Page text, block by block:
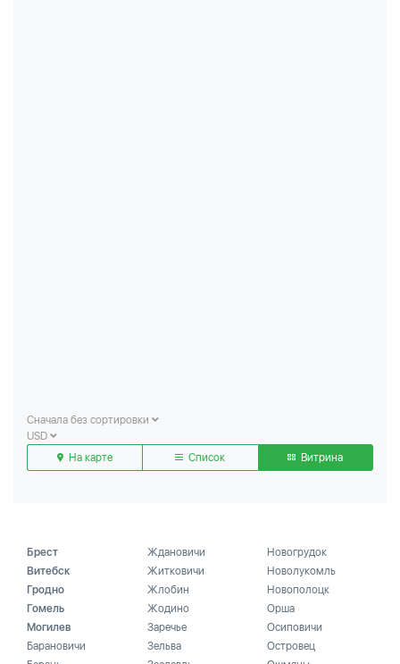
Сначала без сортировки
USD
На карте
Список Витрина
Брест
Витебск
Гродно
Гомель
Могилев
Барановичи
Ждановичи
Житковичи
Жлобин
Жодино
Заречье
Зельва
Новогрудок
Новолукомль
Новополоцк
Орша
Осиповичи
Островец